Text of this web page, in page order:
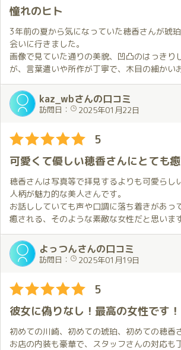
に応えてくれて、終始癒されました。
合間での会話もこちらが話しやすい状況を上
たこちらが
話す事はちゃんと聞いてくれて、恋人同志の
した。
またいつか会いに行きたいです。
瞬間から緊張感は解かれ、僕は夢の世界へと
✨
密着度も高く、ここまでしてくれるの？とい
かちゃんとの時間を堪能することが出来まし
楽しそうでイキイキとしており、それがまた
せで、いい時間を過ごしたなと心から思いま
なお、噂には聞いていましたが、僕もベッド
した😖
当初は訪問は２月を予定していましたが、我
でもこれは大成功！
今年も最高のスタートを切ることが出来まし
になりそうです✨
(追伸)
ほのかちゃんはとてもきれいな方で、ちょっ
を持つ人もいるかもしれませんが、気さくで
あふれています💕
ちょっとしたふれあいの中からその日の調子
最高の悦びを得られるようにしてくれている
強くお勧めしたいけど、あまり皆に知られた
です💕
憧れのヒト
3年前の夏から気になっていた穂香さんが琥珀
会いに行きました。
画像で見ていた通りの美貌、凹凸のはっきり
が、言葉遣いや所作が丁寧で、木目の細かい
ただいて、とても感動いたしました。
また、店員さんも機敏で丁寧な対応で、高級
した。
正直、お代がもうちょっと手の届きやすい範
が、泣く泣くお支払いいたします。
これからも贔屓にさせていただきます。
kaz_wbさんの口コミ
訪問日： 2025年01月22日
5
可愛くて優しい穂香さんにとても
穂香さんは写真等で拝見するよりも可愛らし
人柄が魅力的な美人さんです。
お話ししていても声や口調に落ち着きがあっ
癒される、そのような素敵な女性だと思います
穂香さんのお部屋での対応は非常に素晴らし
穂香さんに全てお任せしても特にリクエスト
とはなく、とても楽しい時間を過ごすことが
容姿や技術のレベルが高いだけでなく、一緒
ものになるように考えてくれる方で、お会い
らえていることを実感します。
お部屋に着くと軽くお話しをしながら自然な
キスをしてくれたのですが、それだけで幸せ
た。
よっつんさんの口コミ
訪問日： 2025年01月19日
5
彼女に偽りなし！最高の女性です！
初めての川崎、初めての琥珀、初めての穂香
お店の内装も豪華で、スタッフさんの対応も